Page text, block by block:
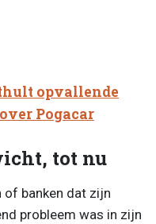
opvallende
Pogacar
tot nu
banken dat zijn
probleem was in zijn